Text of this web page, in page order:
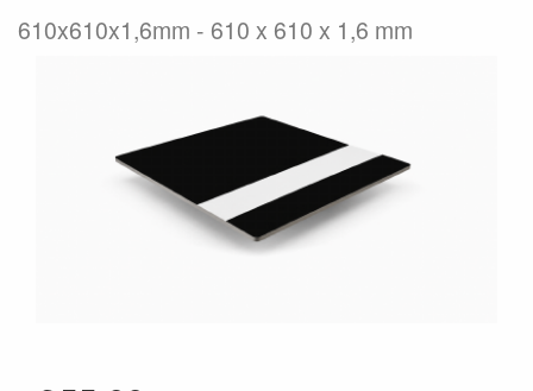
610x610x1,6mm 610 x 610 x 1,6 mm